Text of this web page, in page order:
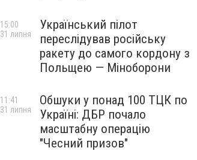
Український пілот
переслідував російську
ракету до самого кордону з
Польщею — Міноборони
15:00
31 липня
Обшуки у понад 100 ТЦК по
Україні: ДБР почало
масштабну операцію
"Чесний призов"
11:41
31 липня